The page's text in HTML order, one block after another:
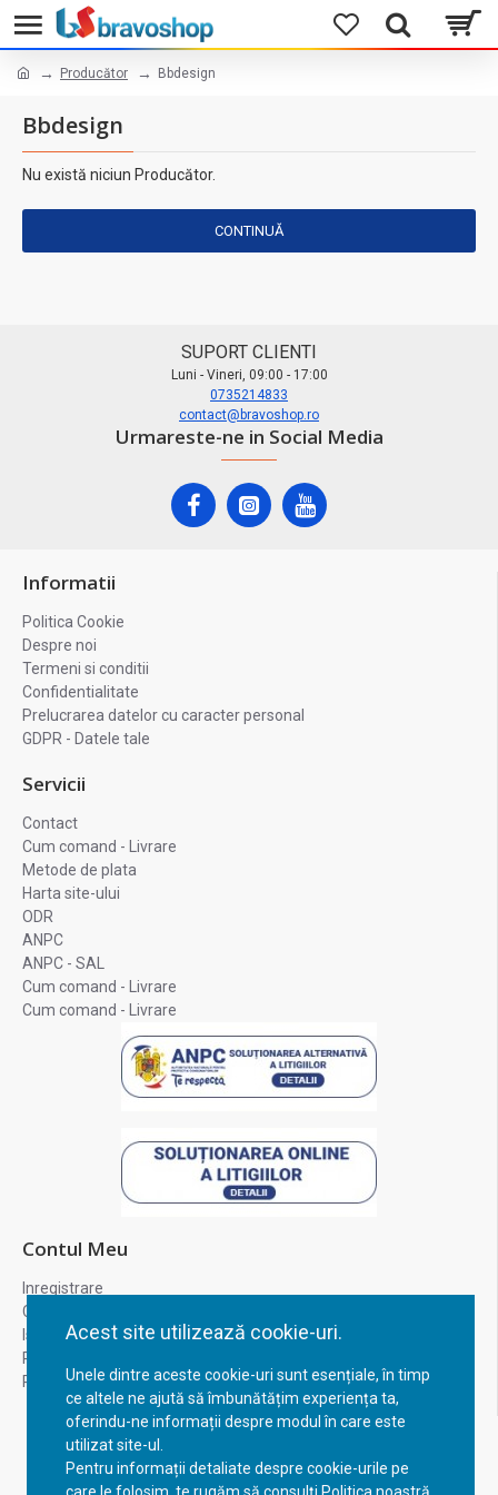
Acest site utilizează cookie-uri.
Unele dintre aceste cookie-uri sunt esențiale, în timp
ce altele ne ajută să îmbunătățim experiența ta,
oferindu-ne informații despre modul în care este
utilizat site-ul.
Pentru informații detaliate despre cookie-urile pe
Producător Bbdesign
Bbdesign
Nu există niciun Producător.
CONTINUĂ
SUPORT CLIENTI
Luni - Vineri, 09:00 - 17:00
0735214833
contact@bravoshop.ro
Urmareste-ne in Social Media
Informatii
Politica Cookie
Despre noi
Termeni si conditii
Confidentialitate
Prelucrarea datelor cu caracter personal
GDPR - Datele tale
Servicii
Contact
Cum comand - Livrare
Metode de plata
Harta site-ului
ODR
ANPC
ANPC - SAL
Cum comand - Livrare
Cum comand - Livrare
Contul Meu
Inregistrare
Contul meu
Istoric comenzi
Recuperare parola
Returnare produs